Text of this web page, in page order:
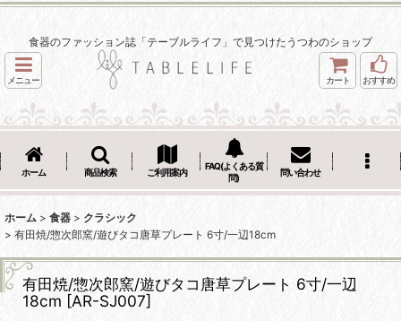
食器のファッション誌「テーブルライフ」で見つけたうつわのショップ
メニュー カート おすすめ
ホーム 商品検索 ご利用案内
FAQ(よくある質
問)
問い合わせ
ホーム > 食器 > クラシック
> 有田焼/惣次郎窯/遊びタコ唐草プレート 6寸/一辺18cm
有田焼/惣次郎窯/遊びタコ唐草プレート 6寸/一辺
18cm [AR-SJ007]